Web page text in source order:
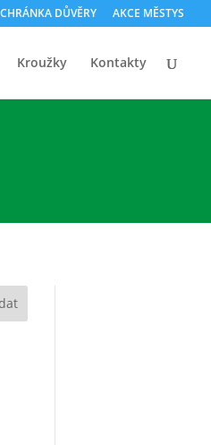
DŮVĚRY AKCE MĚSTYS
Kroužky Kontakty